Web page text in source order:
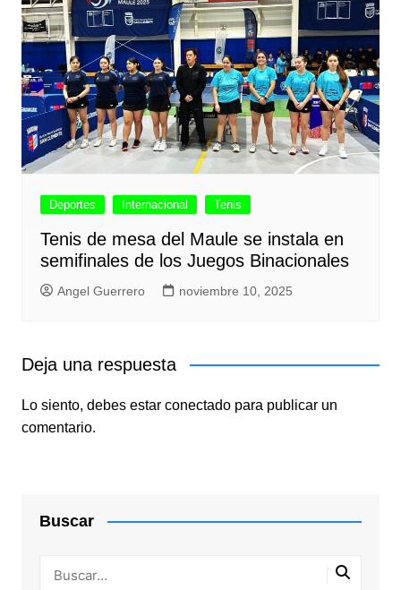
Deportes Internacional Tenis
Tenis de mesa del Maule se instala en
semifinales de los Juegos Binacionales
Angel Guerrero noviembre 10, 2025
Deja una respuesta
Lo siento, debes estar conectadopara publicar un
comentario.
Buscar